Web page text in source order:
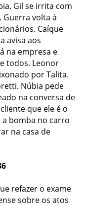
Gil se irrita com
Guerra volta à
Caíque
avisa aos
na empresa e
todos. Leonor
por Talita.
Núbia pede
na conversa de
que ele é o
bomba no carro
na casa de
refazer o exame
sobre os atos